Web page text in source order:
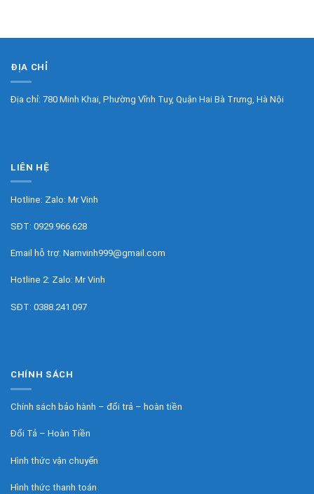
ĐỊA CHỈ
Địa chỉ: 780 Minh Khai, Phường Vĩnh Tuy, Quận Hai Bà Trưng, Hà Nội
LIÊN HỆ
Hotline: Zalo: Mr Vinh
SĐT: 0929.966.628
Email hỗ trợ: Namvinh999@gmail.com
Hotline 2: Zalo: Mr Vinh
SĐT: 0388.241.097
CHÍNH SÁCH
Chính sách bảo hành – đổi trả – hoàn tiền
Đổi Tả – Hoàn Tiền
Hình thức vận chuyển
Hình thức thanh toán